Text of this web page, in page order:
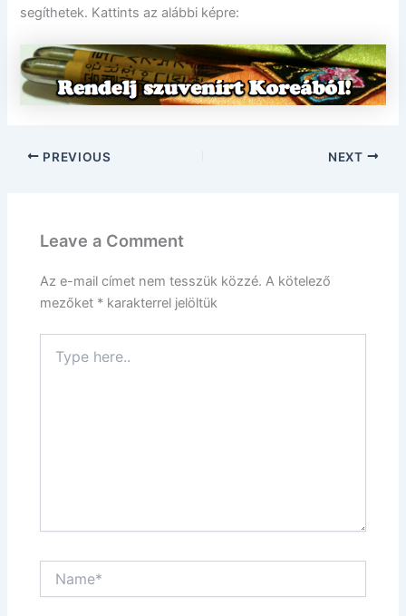
segíthetek. Kattints az alábbi képre:
PREVIOUS NEXT
Leave a Comment
Az e-mail címet nem tesszük közzé. A kötelező
mezőket * karakterrel jelöltük
here..